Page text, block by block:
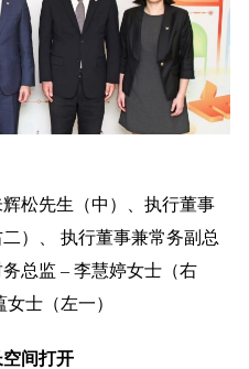
松先生（中）、执行董事
）、 执行董事兼常务副总
总监 – 李慧婷女士（右
士（左一）
间打开